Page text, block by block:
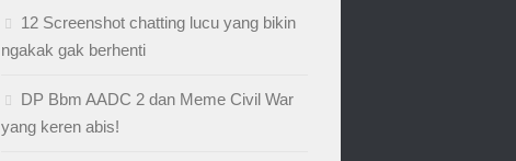
12 Screenshot chatting lucu yang bikin
ngakak gak berhenti
DP Bbm AADC 2 dan Meme Civil War
yang keren abis!